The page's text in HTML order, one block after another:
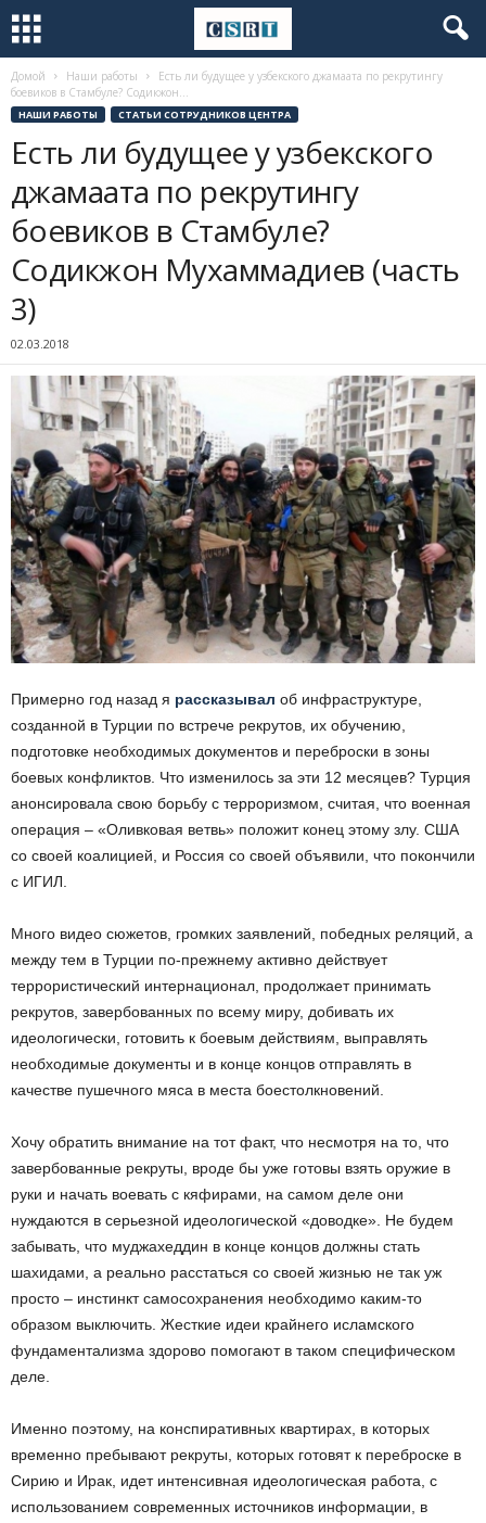
Домой Наши работы
Есть ли будущее у узбекского джамаата по рекрутингу
боевиков в Стамбуле? Содикжон...
НАШИ РАБОТЫ СТАТЬИ СОТРУДНИКОВ ЦЕНТРА
Есть ли будущее у узбекского
джамаата по рекрутингу
боевиков в Стамбуле?
Содикжон Мухаммадиев (часть
3)
02.03.2018
Примерно год назад я рассказывал об инфраструктуре,
созданной в Турции по встрече рекрутов, их обучению,
подготовке необходимых документов и переброски в зоны
боевых конфликтов. Что изменилось за эти 12 месяцев? Турция
анонсировала свою борьбу с терроризмом, считая, что военная
операция – «Оливковая ветвь» положит конец этому злу. США
со своей коалицией, и Россия со своей объявили, что покончили
с ИГИЛ.
Много видео сюжетов, громких заявлений, победных реляций, а
между тем в Турции по-прежнему активно действует
террористический интернационал, продолжает принимать
рекрутов, завербованных по всему миру, добивать их
идеологически, готовить к боевым действиям, выправлять
необходимые документы и в конце концов отправлять в
качестве пушечного мяса в места боестолкновений.
Хочу обратить внимание на тот факт, что несмотря на то, что
завербованные рекруты, вроде бы уже готовы взять оружие в
руки и начать воевать с кяфирами, на самом деле они
нуждаются в серьезной идеологической «доводке». Не будем
забывать, что муджахеддин в конце концов должны стать
шахидами, а реально расстаться со своей жизнью не так уж
просто – инстинкт самосохранения необходимо каким-то
образом выключить. Жесткие идеи крайнего исламского
фундаментализма здорово помогают в таком специфическом
деле.
Именно поэтому, на конспиративных квартирах, в которых
временно пребывают рекруты, которых готовят к переброске в
Сирию и Ирак, идет интенсивная идеологическая работа, с
использованием современных источников информации, в